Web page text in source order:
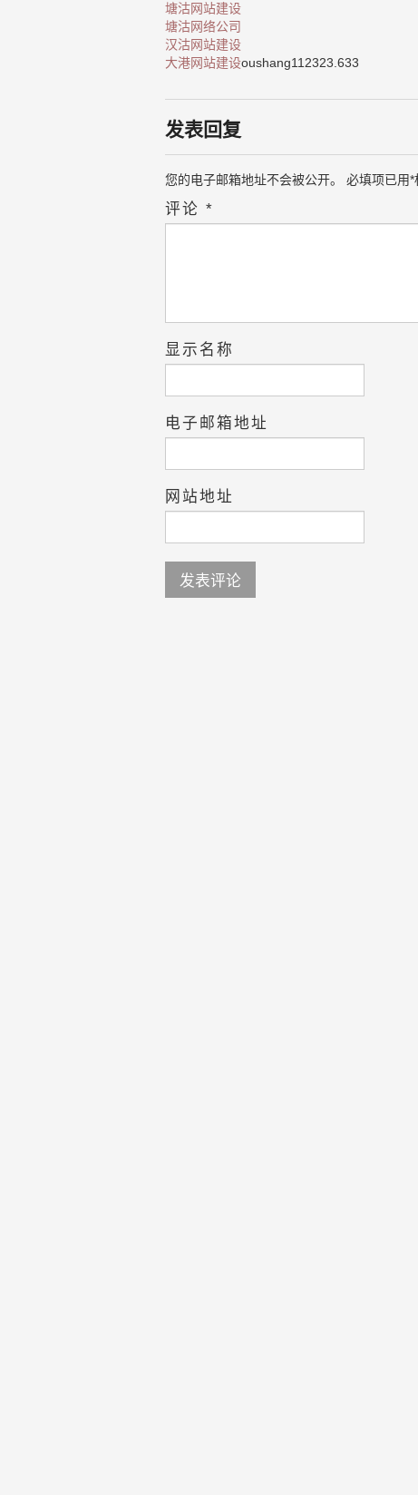
塘沽网站建设
塘沽网络公司
汉沽网站建设
大港网站建设oushang112323.633
发表回复
您的电子邮箱地址不会被公开。 必填项已用*
评论 *
显示名称
电子邮箱地址
网站地址